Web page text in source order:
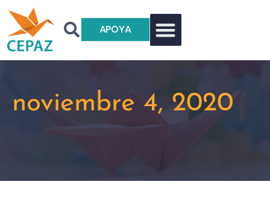
APOYA
noviembre 4, 2020